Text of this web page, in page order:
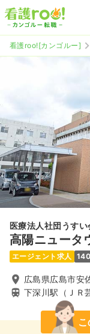
看護roo![カンゴルー]
医療法人社団うすい
高陽ニュータ
エージェント求人
広島県広島市安
下深川駅（ＪＲ